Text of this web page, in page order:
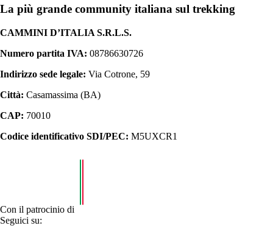
La più grande community italiana sul trekking
CAMMINI D’ITALIA S.R.L.S.
Numero partita IVA: 08786630726
Indirizzo sede legale: Via Cotrone, 59
Città: Casamassima (BA)
CAP: 70010
Codice identificativo SDI/PEC: M5UXCR1
Con il patrocinio di
Seguici su: